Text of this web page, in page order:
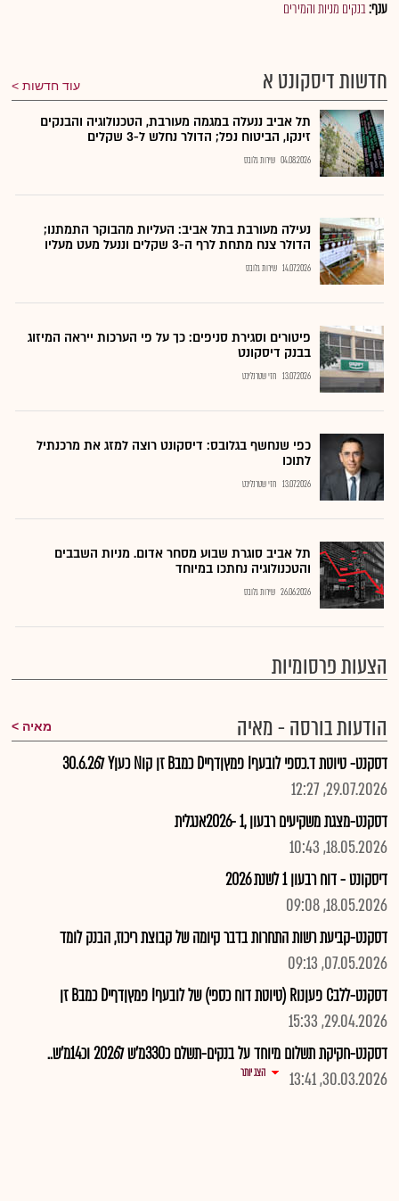
ענף:בנקים מניות והמירים
חדשות דיסקונט א עוד חדשות
תל אביב ננעלה במגמה מעורבת, הטכנולוגיה והבנקים
זינקו, הביטוח נפל; הדולר נחלש ל-3 שקלים
04.08.2026 שירות גלובס
נעילה מעורבת בתל אביב: העליות מהבוקר התמתנו;
הדולר צנח מתחת לרף ה-3 שקלים וננעל מעט מעליו
14.07.2026 שירות גלובס
פיטורים וסגירת סניפים: כך על פי הערכות ייראה המיזוג
בבנק דיסקונט
13.07.2026 חזי שטרנליכט
כפי שנחשף בגלובס: דיסקונט רוצה למזג את מרכנתיל
לתוכו
13.07.2026 חזי שטרנליכט
תל אביב סוגרת שבוע מסחר אדום. מניות השבבים
והטכנולוגיה נחתכו במיוחד
26.06.2026 שירות גלובס
הצעות פרסומיות
הודעות בורסה - מאיה
מאיה
דסקנט- טיוטת ד.כספי לובעףI פמץןדףיD כמבB זן קוN כעןY ל30.6.26
29.07.2026, 12:27
דסקנט-מצגת משקיעים רבעון ,1 -2026אנגלית
18.05.2026, 10:43
דיסקונט - דוח רבעון 1 לשנת 2026
18.05.2026, 09:08
דסקנט-קביעת רשות התחרות בדבר קיומה של קבוצת ריכוז, הבנק לומד
07.05.2026, 09:13
דסקנט-ללבC פעןנוR (טיוטת דוח כספי) של לובעףI פמץןדףיD כמבB זן
29.04.2026, 15:33
דסקנט-חקיקת תשלום מיוחד על בנקים-תשלם כ330מ'ש ל2026 וכ14מ'ש..
30.03.2026, 13:41
הצג יותר